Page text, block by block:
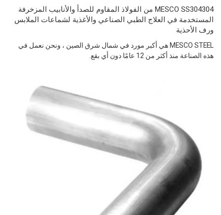
MESCO SS304304 من الفولاذ المقاوم للصدأ والأنابيب المزخرفة
المستخدمة في العلاج الطبي الصناعي والأغذية لشماعات الملابس
ورف الأحذية
MESCO STEEL هي أكبر مورد في شمال شرق الصين ، ونحن نعمل في
هذه الصناعة منذ أكثر من 12 عامًا دون أي بقع.